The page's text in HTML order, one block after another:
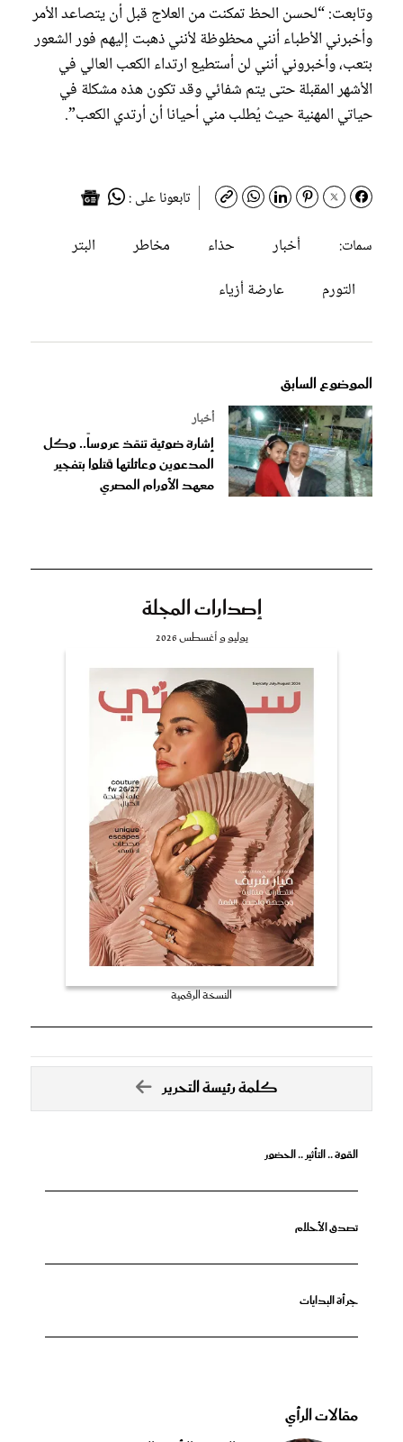
وتابعت: “لحسن الحظ تمكنت من العلاج قبل أن يتصاعد الأمر
وأخبرني الأطباء أنني محظوظة لأنني ذهبت إليهم فور الشعور
بتعب، وأخبروني أنني لن أستطيع ارتداء الكعب العالي في
الأشهر المقبلة حتى يتم شفائي وقد تكون هذه مشكلة في
حياتي المهنية حيث يُطلب مني أحيانا أن أرتدي الكعب”.
تابعونا على :
سمات:
أخبار حذاء مخاطر
البتر
التورم
عارضة أزياء
الموضوع السابق
أخبار
إشارة ضوئية تنقذ عروساً.. وكل
المدعوين وعائلتها قتلوا بتفجير
معهد الأورام المصري
إصدارات المجلة
يوليو و أغسطس 2026
النسخة الرقمية
كلمة رئيسة التحرير
القوة .. التأثير .. الحضور
تصدق الأحلام
جرأة البدايات
مقالات الرأي